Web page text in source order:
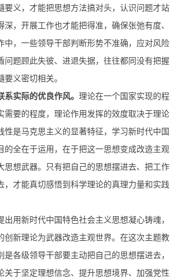
要义，才能把思想方法搞对头，认识问题才站
深，开展工作也才能把得准，确保张弛有度、
中，一些领导干部判断形势不准确，应对风险
问题顾此失彼、进退失据，往往都同没有把握
义密切相关。
实际的优良作风。 理论在一个国家实现的程
需要的程度，理论作用发挥的效度取决于理论
性是马克思主义的显著特征，学习新时代中国
的全在于运用，在于把这一思想变成改造主观
思想武器。只有把自己的思想摆进去、把工作
，才能真切感悟到科学理论的真理力量和实践
出用新时代中国特色社会主义思想凝心铸魂，
创新理论为武器改造主观世界。在这次主题教
是各级领导干部要主动把自己的思想摆进去，
关于坚定理想信念、提升思想境界、加强党性